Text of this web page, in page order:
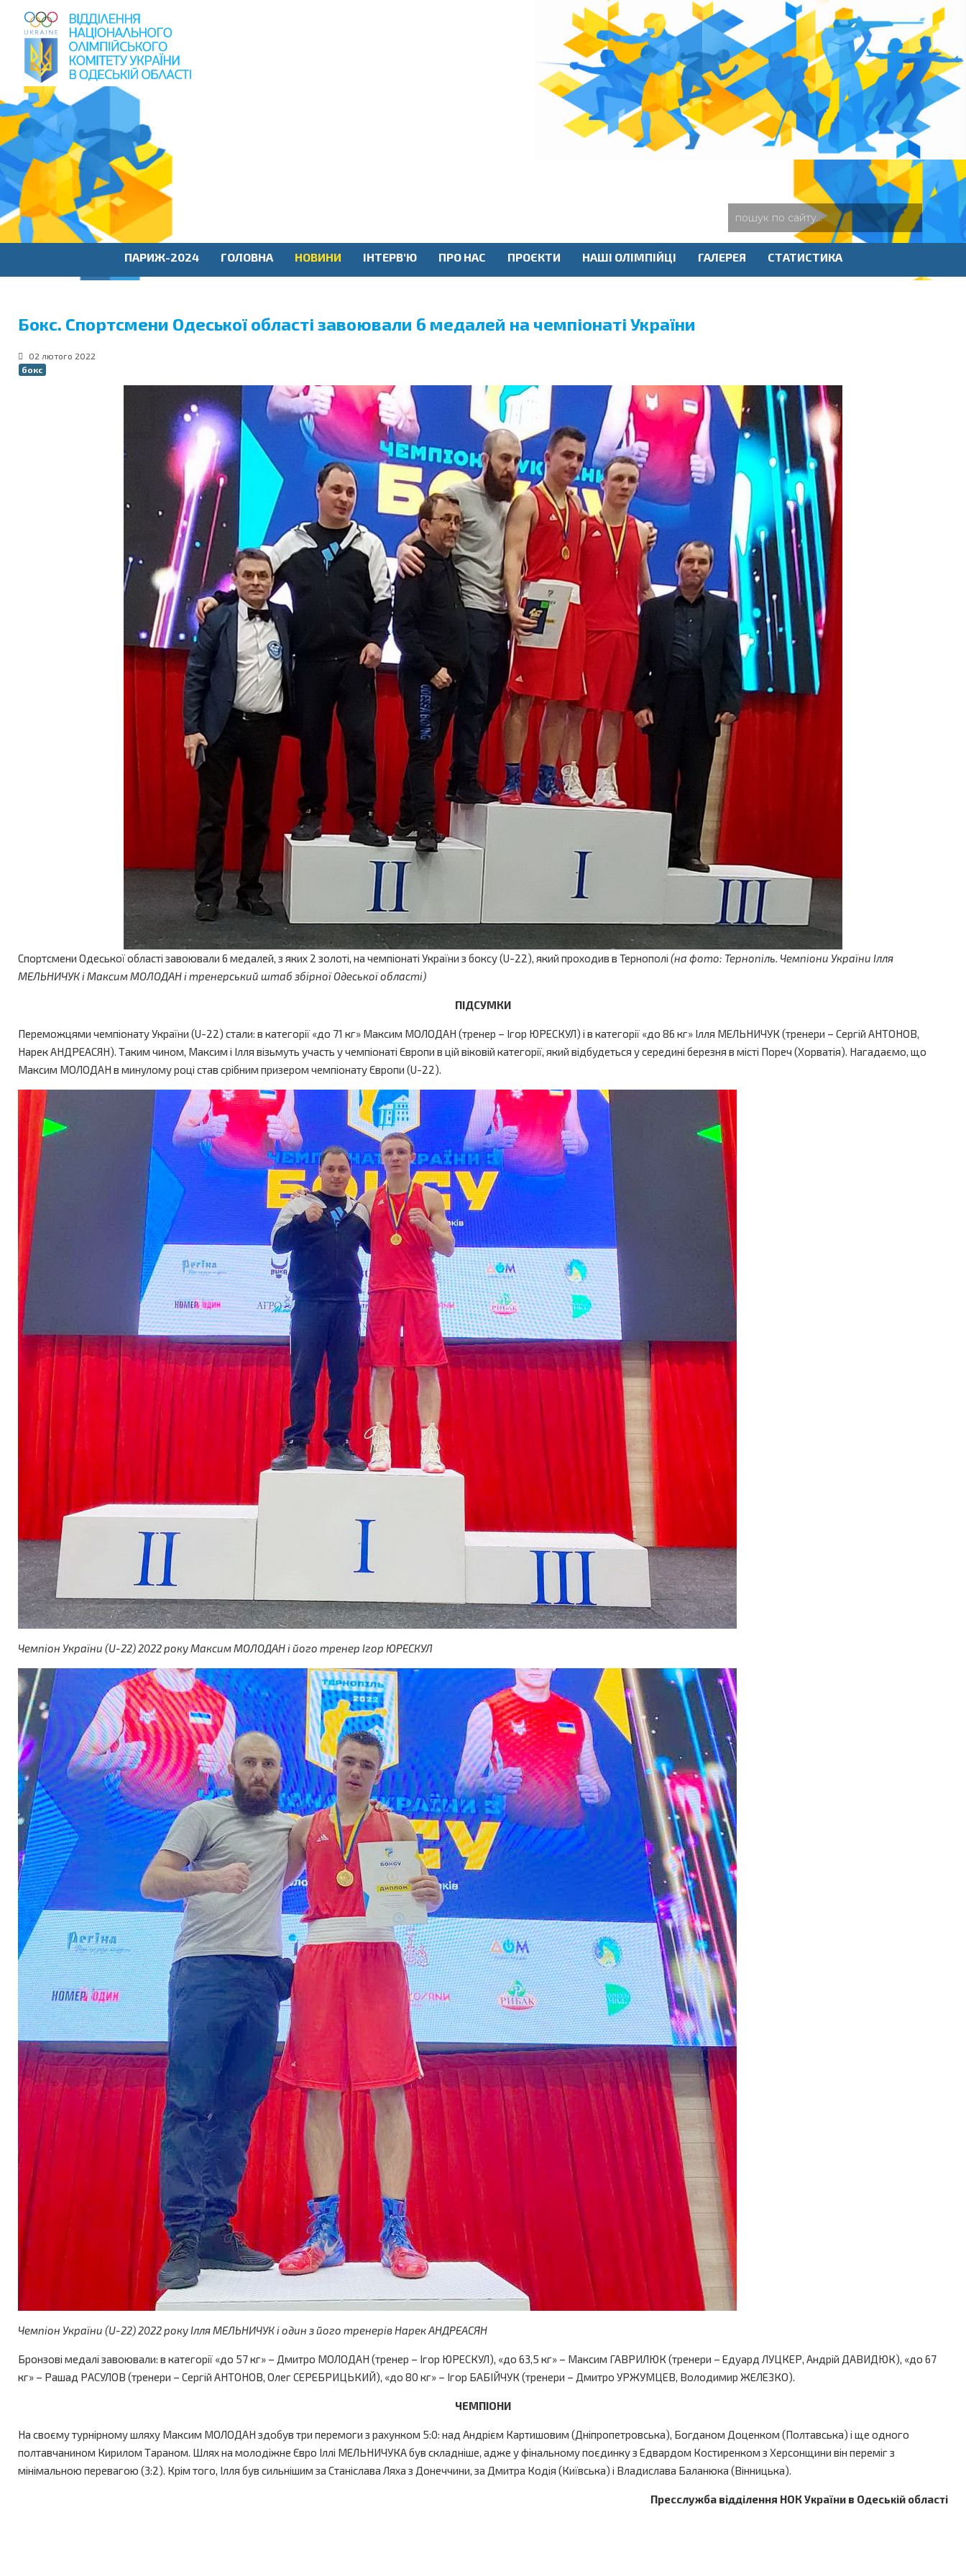
пошук
по
сайту
ПАРИЖ-2024 ГОЛОВНА НОВИНИ ІНТЕРВ'Ю ПРО НАС ПРОЄКТИ НАШІ ОЛІМПІЙЦІ ГАЛЕРЕЯ СТАТИСТИКА
Бокс. Спортсмени Одеської області завоювали 6 медалей на чемпіонаті України
02 лютого 2022
бокс
Спортсмени Одеської області завоювали 6 медалей, з яких 2 золоті, на чемпіонаті України з боксу (U-22), який проходив в Тернополі (на фото: Тернопіль. Чемпіони України Ілля
МЕЛЬНИЧУК і Максим МОЛОДАН і тренерський штаб збірної Одеської області)
ПІДСУМКИ
Переможцями чемпіонату України (U-22) стали: в категорії «до 71 кг» Максим МОЛОДАН (тренер – Ігор ЮРЕСКУЛ) і в категорії «до 86 кг» Ілля МЕЛЬНИЧУК (тренери – Сергій АНТОНОВ,
Нарек АНДРЕАСЯН). Таким чином, Максим і Ілля візьмуть участь у чемпіонаті Європи в цій віковій категорії, який відбудеться у середині березня в місті Пореч (Хорватія). Нагадаємо, що
Максим МОЛОДАН в минулому році став срібним призером чемпіонату Європи (U-22).
Чемпіон України (U-22) 2022 року Максим МОЛОДАН і його тренер Ігор ЮРЕСКУЛ
Чемпіон України (U-22) 2022 року Ілля МЕЛЬНИЧУК і один з його тренерів Нарек АНДРЕАСЯН
Бронзові медалі завоювали: в категорії «до 57 кг» – Дмитро МОЛОДАН (тренер – Ігор ЮРЕСКУЛ), «до 63,5 кг» – Максим ГАВРИЛЮК (тренери – Едуард ЛУЦКЕР, Андрій ДАВИДЮК), «до 67
кг» – Рашад РАСУЛОВ (тренери – Сергій АНТОНОВ, Олег СЕРЕБРИЦЬКИЙ), «до 80 кг» – Ігор БАБІЙЧУК (тренери – Дмитро УРЖУМЦЕВ, Володимир ЖЕЛЕЗКО).
ЧЕМПІОНИ
На своєму турнірному шляху Максим МОЛОДАН здобув три перемоги з рахунком 5:0: над Андрієм Картишовим (Дніпропетровська), Богданом Доценком (Полтавська) і ще одного
полтавчанином Кирилом Тараном. Шлях на молодіжне Євро Іллі МЕЛЬНИЧУКА був складніше, адже у фінальному поєдинку з Едвардом Костиренком з Херсонщини він переміг з
мінімальною перевагою (3:2). Крім того, Ілля був сильнішим за Станіслава Ляха з Донеччини, за Дмитра Кодія (Київська) і Владислава Баланюка (Вінницька).
Пресслужба відділення НОК України в Одеській області